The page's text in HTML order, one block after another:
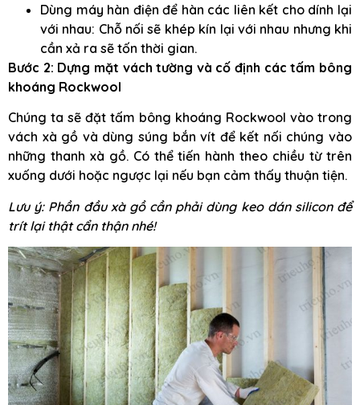
Dùng máy hàn điện để hàn các liên kết cho dính lại
với nhau: Chỗ nối sẽ khép kín lại với nhau nhưng khi
cần xả ra sẽ tốn thời gian.
Bước 2: Dựng mặt vách tường và cố định các tấm bông
khoáng Rockwool
Chúng ta sẽ đặt tấm bông khoáng Rockwool vào trong
vách xà gồ và dùng súng bắn vít để kết nối chúng vào
những thanh xà gồ. Có thể tiến hành theo chiều từ trên
xuống dưới hoặc ngược lại nếu bạn cảm thấy thuận tiện.
Lưu ý: Phần đầu xà gồ cần phải dùng keo dán silicon để
trít lại thật cẩn thận nhé!